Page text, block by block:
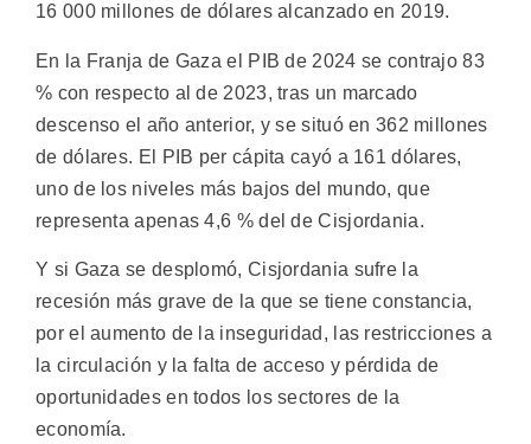
16 000 millones de dólares alcanzado en 2019.
En la Franja de Gaza el PIB de 2024 se contrajo 83
% con respecto al de 2023, tras un marcado
descenso el año anterior, y se situó en 362 millones
de dólares. El PIB per cápita cayó a 161 dólares,
uno de los niveles más bajos del mundo, que
representa apenas 4,6 % del de Cisjordania.
Y si Gaza se desplomó, Cisjordania sufre la
recesión más grave de la que se tiene constancia,
por el aumento de la inseguridad, las restricciones a
la circulación y la falta de acceso y pérdida de
oportunidades en todos los sectores de la
economía.